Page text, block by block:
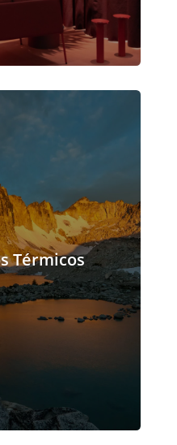
Térmicos